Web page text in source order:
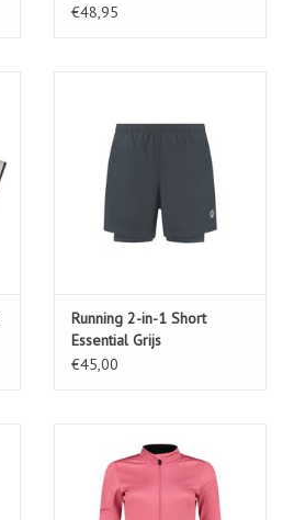
€48,95
Running 2-in-1 Short
Essential Grijs
€45,00